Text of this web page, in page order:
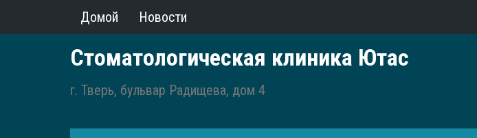
Домой Новости
Стоматологическая клиника Ютас
г. Тверь, бульвар Радищева, дом 4